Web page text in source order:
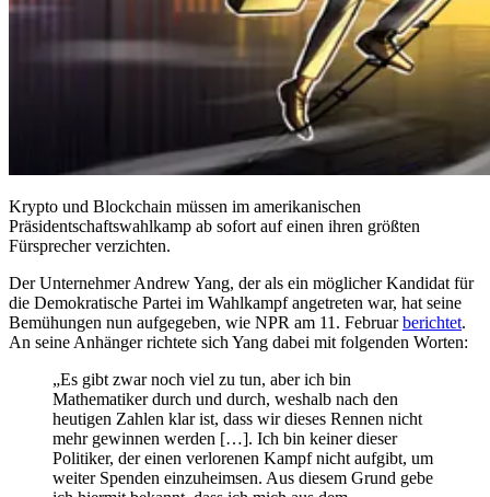
Krypto und Blockchain müssen im amerikanischen
Präsidentschaftswahlkamp ab sofort auf einen ihren größten
Fürsprecher verzichten.
Der Unternehmer Andrew Yang, der als ein möglicher Kandidat für
die Demokratische Partei im Wahlkampf angetreten war, hat seine
Bemühungen nun aufgegeben, wie NPR am 11. Februarberichtet.
An seine Anhänger richtete sich Yang dabei mit folgenden Worten:
„Es gibt zwar noch viel zu tun, aber ich bin
Mathematiker durch und durch, weshalb nach den
heutigen Zahlen klar ist, dass wir dieses Rennen nicht
mehr gewinnen werden […]. Ich bin keiner dieser
Politiker, der einen verlorenen Kampf nicht aufgibt, um
weiter Spenden einzuheimsen. Aus diesem Grund gebe